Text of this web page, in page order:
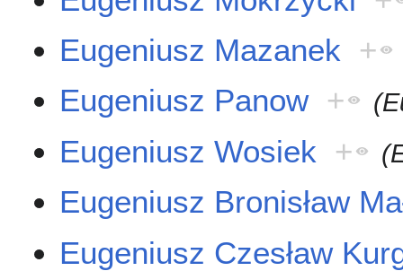
Eugeniusz Mazanek +
Eugeniusz Panow +
Eugeniusz Wosiek +
Eugeniusz Bronisław
Eugeniusz Czesław